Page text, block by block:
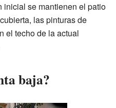
se mantienen el patio
las pinturas de
el techo de la actual
baja?